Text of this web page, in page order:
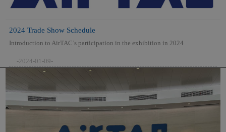
2024 Trade Show Schedule
Introduction to AirTAC’s participation in the exhibition in 2024
-2024-01-09-